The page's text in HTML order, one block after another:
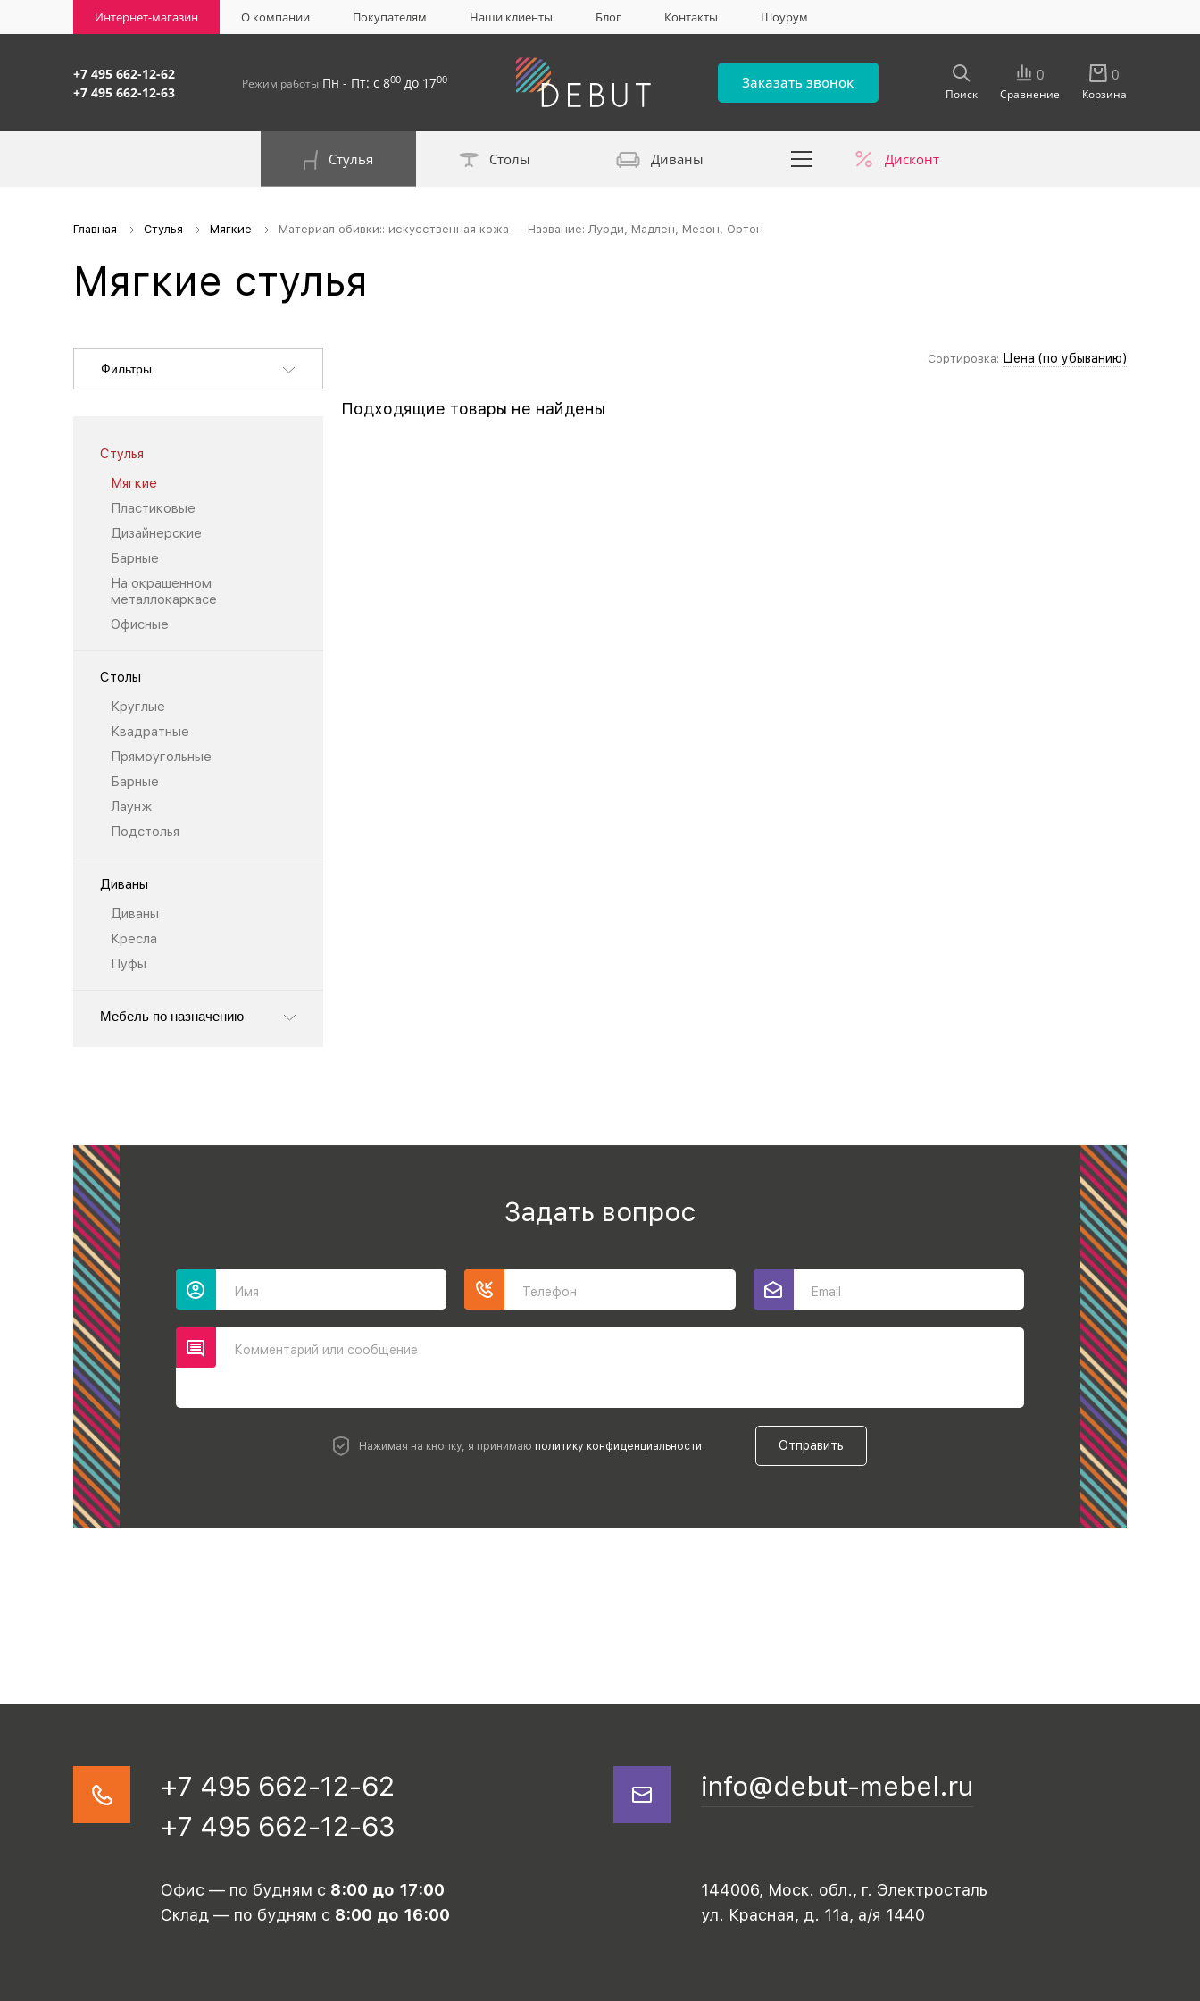
Интернет-магазин О компании Покупателям Наши клиенты Блог Контакты Шоурум
+7 495 662-12-62
+7 495 662-12-63
Режим работы Пн - Пт: с 800 до 1700 Заказать звонок
Поиск
0
Сравнение
0
Корзина
Стулья Столы Диваны Дисконт
Главная Стулья Мягкие Материал обивки:: искусственная кожа — Название: Лурди, Мадлен, Мезон, Ортон
Мягкие стулья
Фильтры
Стулья
Мягкие
Пластиковые
Дизайнерские
Барные
На окрашенном
металлокаркасе
Офисные
Столы
Круглые
Квадратные
Прямоугольные
Барные
Лаунж
Подстолья
Диваны
Диваны
Кресла
Пуфы
Мебель по назначению
Сортировка: Цена (по убыванию)
Подходящие товары не найдены
Задать вопрос
Имя Телефон Email
Комментарий или сообщение
Нажимая на кнопку, я принимаю политику конфиденциальности Отправить
+7 495 662-12-62
+7 495 662-12-63
info@debut-mebel.ru
Офис — по будням с 8:00 до 17:00
Склад — по будням с 8:00 до 16:00
144006, Моск. обл., г. Электросталь
ул. Красная, д. 11а, а/я 1440